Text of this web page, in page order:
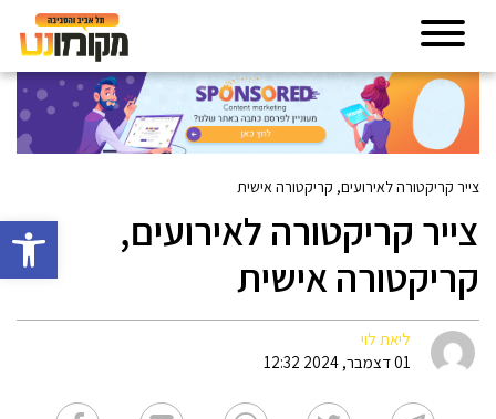
פתח
צייר קריקטורה לאירועים, קריקטורה אישית
צייר קריקטורה לאירועים,
קריקטורה אישית
ליאת לוי
01 דצמבר, 2024 12:32